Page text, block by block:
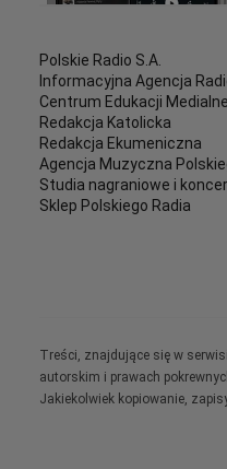
Polskie Radio S.A.
Informacyjna Agencja
Centrum Edukacji
Redakcja Katolicka
Redakcja Ekumeniczna
Agencja Muzyczna
Studia nagraniowe i
Sklep Polskiego Radia
Treści, znajdujące się w
autorskim i prawach
Jakiekolwiek kopiowanie,